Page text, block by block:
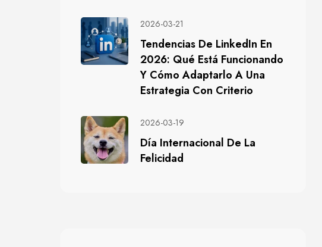
2026-03-21
Tendencias De LinkedIn En
2026: Qué Está Funcionando
Y Cómo Adaptarlo A Una
Estrategia Con Criterio
2026-03-19
Día Internacional De La
Felicidad